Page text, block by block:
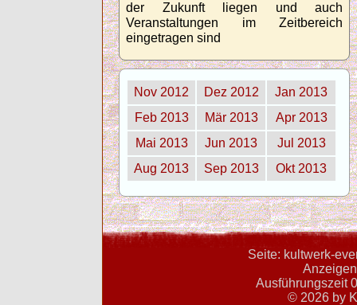
der Zukunft liegen und auch
Veranstaltungen im Zeitbereich
eingetragen sind
Nov 2012 Dez 2012
Jan 2013
Feb 2013
Mär 2013
Apr 2013
Mai 2013
Jun 2013
Jul 2013
Aug 2013
Sep 2013 Okt 2013
Seite: kultwerk-
Ausführungszeit
© 2026 by